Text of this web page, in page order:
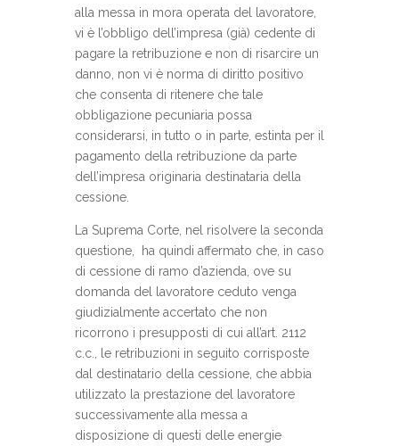
alla messa in mora operata del lavoratore,
vi è l’obbligo dell’impresa (già) cedente di
pagare la retribuzione e non di risarcire un
danno, non vi è norma di diritto positivo
che consenta di ritenere che tale
obbligazione pecuniaria possa
considerarsi, in tutto o in parte, estinta per il
pagamento della retribuzione da parte
dell’impresa originaria destinataria della
cessione.
La Suprema Corte, nel risolvere la seconda
questione, ha quindi affermato che, in caso
di cessione di ramo d’azienda, ove su
domanda del lavoratore ceduto venga
giudizialmente accertato che non
ricorrono i presupposti di cui all’art. 2112
c.c., le retribuzioni in seguito corrisposte
dal destinatario della cessione, che abbia
utilizzato la prestazione del lavoratore
successivamente alla messa a
disposizione di questi delle energie